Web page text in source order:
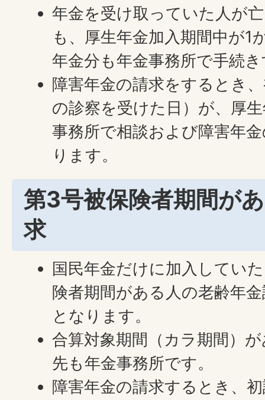
年金を受け取っていた人が
も、厚生年金加入期間中が1
年金分も年金事務所で手続
障害年金の請求をするとき
の診察を受けた日）が、厚
事務所で相談および障害年
ります。
第3号被保険者期間が
求
国民年金だけに加入してい
険者期間がある人の老齢年
となります。
合算対象期間（カラ期間）
先も年金事務所です。
障害年金の請求するとき、